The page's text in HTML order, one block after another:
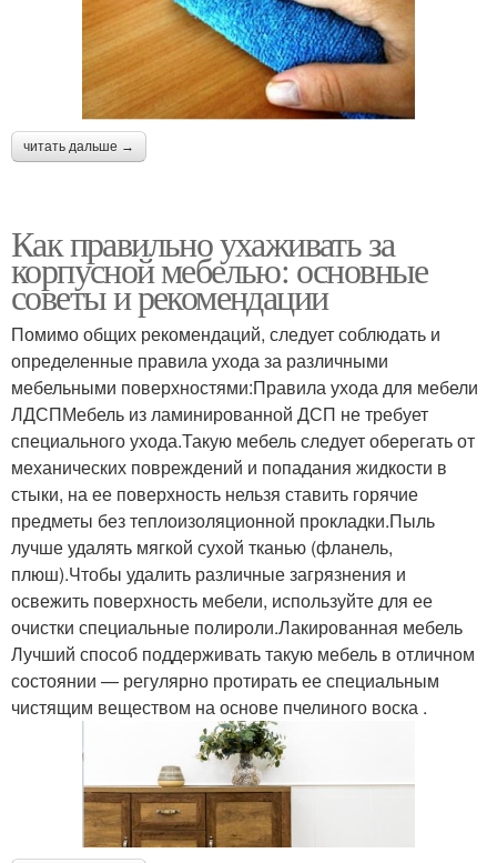
читать дальше →
Как правильно ухаживать за
корпусной мебелью: основные
советы и рекомендации
Помимо общих рекомендаций, следует соблюдать и
определенные правила ухода за различными
мебельными поверхностями:Правила ухода для мебели
ЛДСПМебель из ламинированной ДСП не требует
специального ухода.Такую мебель следует оберегать от
механических повреждений и попадания жидкости в
стыки, на ее поверхность нельзя ставить горячие
предметы без теплоизоляционной прокладки.Пыль
лучше удалять мягкой сухой тканью (фланель,
плюш).Чтобы удалить различные загрязнения и
освежить поверхность мебели, используйте для ее
очистки специальные полироли.Лакированная мебель
Лучший способ поддерживать такую мебель в отличном
состоянии — регулярно протирать ее специальным
чистящим веществом на основе пчелиного воска .